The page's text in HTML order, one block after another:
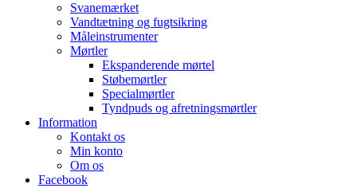
Svanemærket
Vandtætning og fugtsikring
Måleinstrumenter
Mørtler
Ekspanderende mørtel
Støbemørtler
Specialmørtler
Tyndpuds og afretningsmørtler
Information
Kontakt os
Min konto
Om os
Facebook